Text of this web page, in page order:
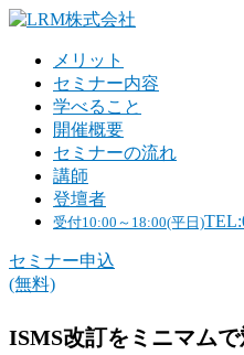
メリット
セミナー内容
学べること
開催概要
セミナーの流れ
講師
登壇者
受付10:00～18:00(平日)
セミナー申込
(無料)
ISMS改訂をミニマム